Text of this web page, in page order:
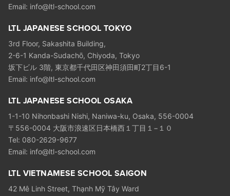
Email: info@ltl-school.com
LTL JAPANESE SCHOOL TOKYO
3rd Floor, Sakashita Building,
2-6-1 Kanda-Sudachō, Chiyoda, Tokyo
坂下ビル 3階, 東京都千代田区神田須田町2丁目6-1
Email: info@ltl-school.com
LTL JAPANESE SCHOOL OSAKA
1-1-10 Nihonbashi Nishi, Naniwa-ku, Osaka, 556-0004
〒556-0004 大阪市浪速区日本橋西１丁目１−１０
Tel: 080-2629-9677
Email: info@ltl-school.com
LTL VIETNAMESE SCHOOL SAIGON
42 Mê Linh Street, Thạnh Mỹ Tây Ward